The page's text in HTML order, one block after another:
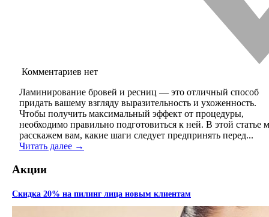
Комментариев нет
Ламинирование бровей и ресниц — это отличный способ
придать вашему взгляду выразительность и ухоженность.
Чтобы получить максимальный эффект от процедуры,
необходимо правильно подготовиться к ней. В этой статье
расскажем вам, какие шаги следует предпринять перед...
Читать далее →
Акции
Скидка 20% на пилинг лица новым клиентам